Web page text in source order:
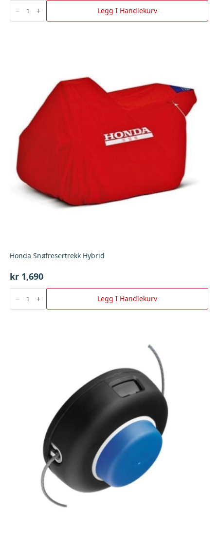
Pakningssett
antall Legg I Handlekurv
Honda Snøfresertrekk Hybrid
kr 1,690
Honda
Snøfresertrekk
Hybrid
antall
Legg I Handlekurv